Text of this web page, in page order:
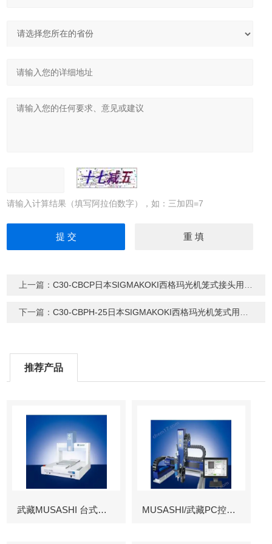
请输入计算结果（填写阿拉伯数字），如：三加四=7
上一篇：C30-CBCP日本SIGMAKOKI西格玛光机笼式接头用钳位板
下一篇：C30-CBPH-25日本SIGMAKOKI西格玛光机笼式用高度调整架
推荐产品
武藏MUSASHI 台式涂布机械臂 MUSASHI/武藏PC控制图像识别机械臂